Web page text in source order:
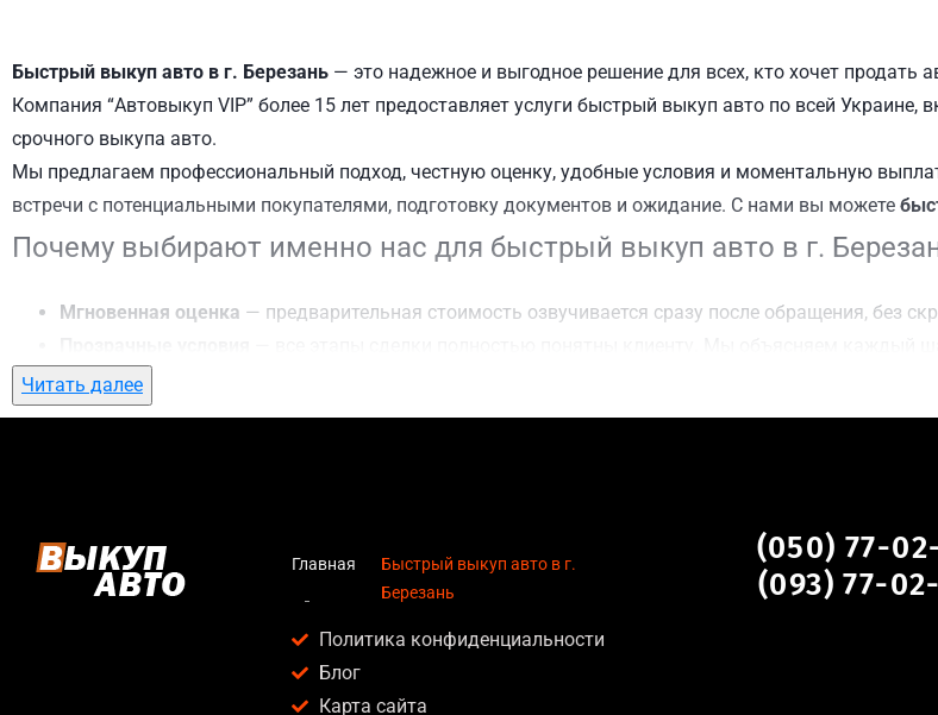
Быстрый выкуп авто в г. Березань — это надежное и выгодное решение для всех, кто хочет
Компания “Автовыкуп VIP” более 15 лет предоставляет услуги быстрый выкуп авто по всей
срочного выкупа авто.
Мы предлагаем профессиональный подход, честную оценку, удобные условия и моментальную
встречи с потенциальными покупателями, подготовку документов и ожидание. С нами вы можете
Почему выбирают именно нас для быстрый выкуп авто в г.
Мгновенная оценка — предварительная стоимость озвучивается сразу после обращения, без
Гибкий подход
Честные цены— предлагаем до 95% от рыночной стоимости даже за авто после аварии или с
Кому подойдет быстрый выкуп авто в г. Березань
Услуга быстрый выкуп авто в г. Березань актуальна для:
Владельцев автомобилей после аварии, когда восстановление экономически нецелесообразно;
Читать далее
Главная
Быстрый выкуп авто в г.
Березань
Политика конфиденциальности
Блог
Карта сайта
(050) 77-
(093) 77-